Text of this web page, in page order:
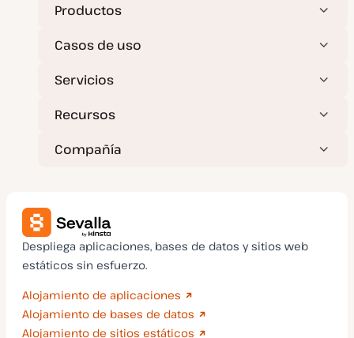
t
Productos
Casos de uso
Servicios
Recursos
Compañía
Despliega aplicaciones, bases de datos y sitios web
estáticos sin esfuerzo.
Alojamiento de aplicaciones
Alojamiento de bases de datos
Alojamiento de sitios estáticos